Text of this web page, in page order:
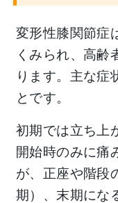
変形性膝関節症
くみられ、高齢
ります。主な症
とです。
初期では立ち上
開始時のみに痛
が、正座や階段
期）、末期にな